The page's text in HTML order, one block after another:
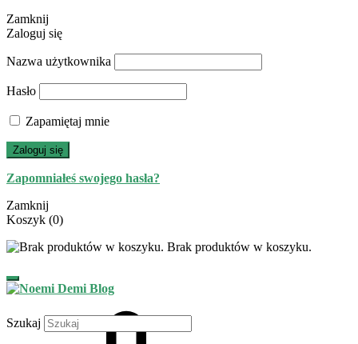
Zamknij
Zaloguj się
Nazwa użytkownika
Hasło
Zapamiętaj mnie
Zaloguj się
Zapomniałeś swojego hasła?
Zamknij
Koszyk (0)
Brak produktów w koszyku.
Szukaj